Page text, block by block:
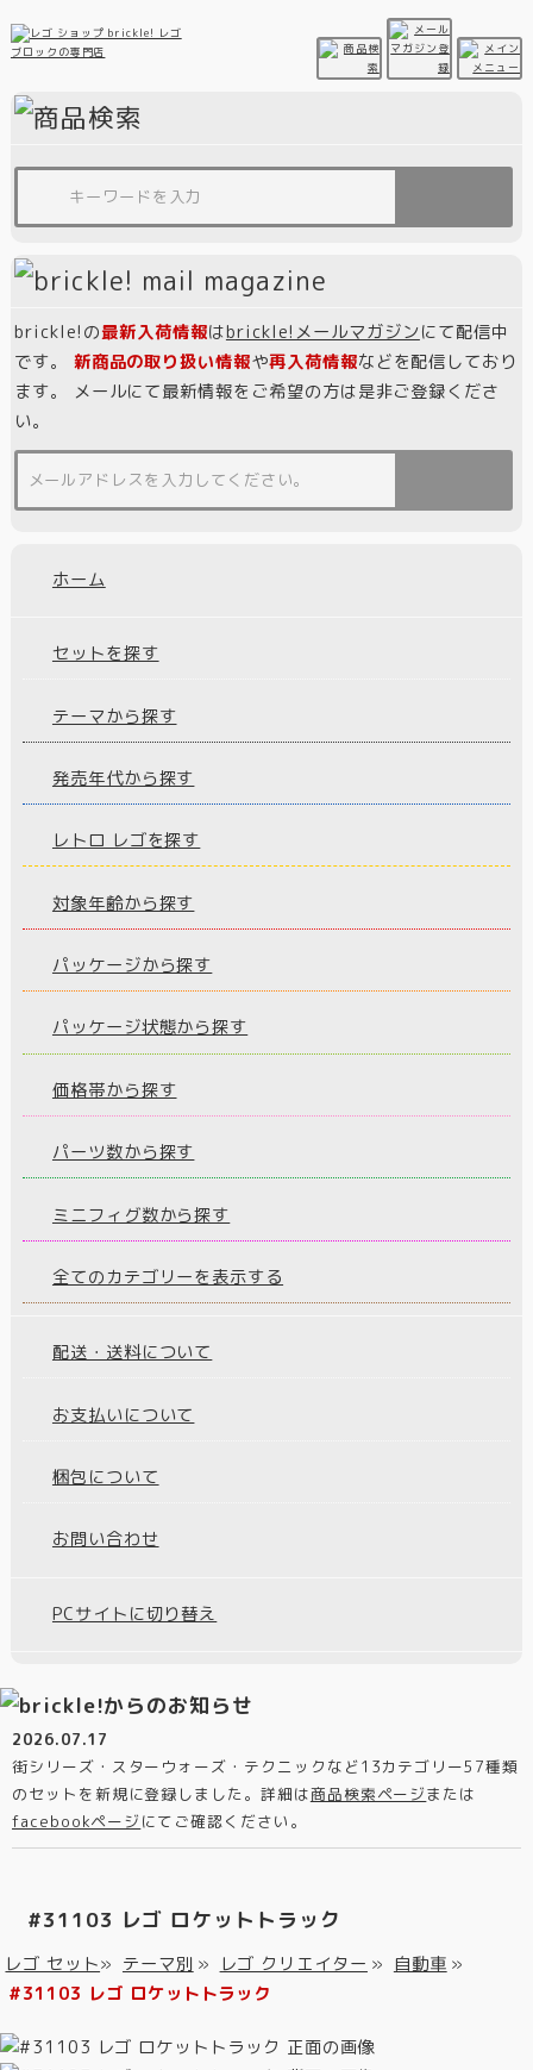
brickle!の最新入荷情報はbrickle!メールマガジンにて配信中
です。 新商品の取り扱い情報や再入荷情報などを配信しており
ます。 メールにて最新情報をご希望の方は是非ご登録くださ
い。
ホーム
セットを探す
テーマから探す
発売年代から探す
レトロ レゴを探す
対象年齢から探す
パッケージから探す
パッケージ状態から探す
価格帯から探す
パーツ数から探す
ミニフィグ数から探す
全てのカテゴリーを表示する
配送・送料について
お支払いについて
梱包について
お問い合わせ
PCサイトに切り替え
2026.07.17
街シリーズ・スターウォーズ・テクニックなど13カテゴリー57種類
のセットを新規に登録しました。詳細は商品検索ページまたは
facebookページ にてご確認ください。
#31103 レゴ ロケットトラック
レゴ セット» テーマ別 » レゴ クリエイター » 自動車 »
#31103 レゴ ロケットトラック